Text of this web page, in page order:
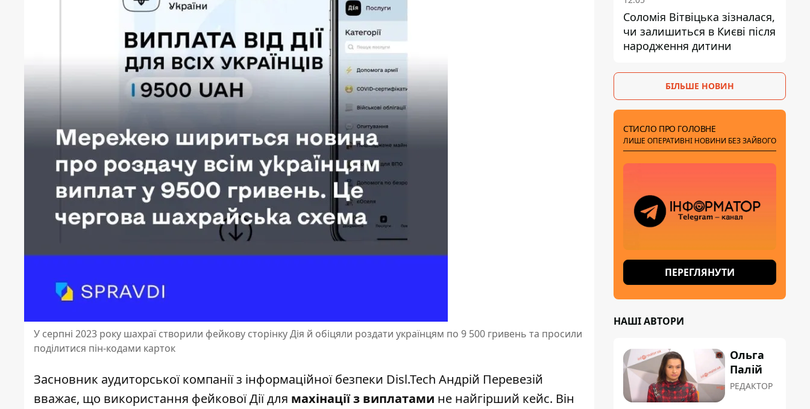
У серпні 2023 року шахраї створили фейкову сторінку Дія й обіцяли роздати українцям по 9 500 гривень та просили
поділитися пін-кодами карток
Засновник аудиторської компанії з інформаційної безпеки Disl.Tech Андрій Перевезій
вважає, що використання фейкової Дії для махінації з виплатами не найгірший кейс. Він
Соломія Вітвіцька зізналася,
чи залишиться в Києві після
народження дитини
БІЛЬШЕ НОВИН
СТИСЛО ПРО ГОЛОВНЕ
ЛИШЕ ОПЕРАТИВНІ НОВИНИ БЕЗ ЗАЙВОГО
ПЕРЕГЛЯНУТИ
НАШІ АВТОРИ
Ольга
Палій
РЕДАКТОР